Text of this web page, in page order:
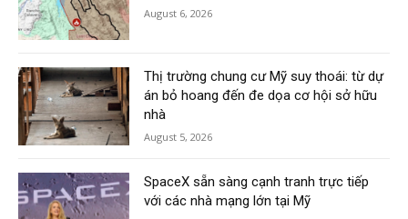
August 6, 2026
Thị trường chung cư Mỹ suy thoái: từ dự
án bỏ hoang đến đe dọa cơ hội sở hữu
nhà
August 5, 2026
SpaceX sẵn sàng cạnh tranh trực tiếp
với các nhà mạng lớn tại Mỹ